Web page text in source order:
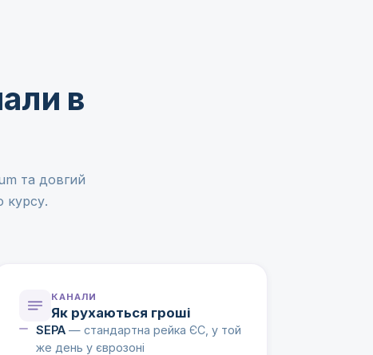
в
та довгий
курсу.
КАНАЛИ
Як рухаються гроші
SEPA— стандартна рейка ЄС, у той
же день у єврозоні